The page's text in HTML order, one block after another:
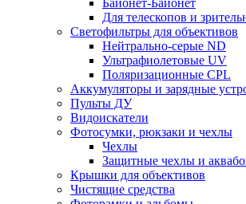
Байонет-Байонет
Для телескопов и
Светофильтры для объективов
Нейтрально-серые ND
Ультрафиолетовые UV
Поляризационные CPL
Аккумуляторы и зарядные
Пульты ДУ
Видоискатели
Фотосумки, рюкзаки и чехлы
Чехлы
Защитные чехлы и
Крышки для объективов
Чистящие средства